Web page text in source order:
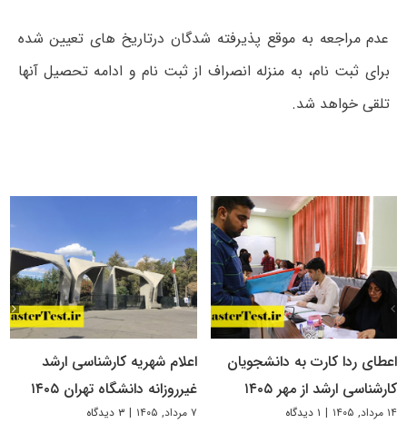
عدم مراجعه به موقع پذیرفته شدگان درتاریخ های تعیین شده
برای ثبت نام، به منزله انصراف از ثبت نام و ادامه تحصیل آنها
تلقی خواهد شد.
اعطای ردا کارت به دانشجویان
کارشناسی ارشد از مهر ۱۴۰۵
۱۴ مرداد, ۱۴۰۵ | ۱ دیدگاه
اعلام شهریه کارشناسی ارشد
غیرروزانه دانشگاه تهران ۱۴۰۵
۷ مرداد, ۱۴۰۵ | ۳ دیدگاه